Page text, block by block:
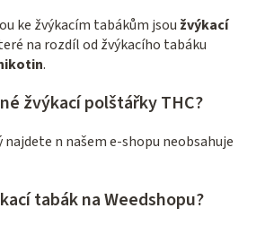
ke žvýkacím tabákům jsou žvýkací
na rozdíl od žvýkacího tabáku
.
žvýkací polštářky THC?
n našem e-shopu neobsahuje
tabák na Weedshopu?